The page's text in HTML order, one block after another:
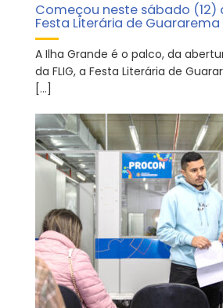
Começou neste sábado (12)
Festa Literária de Guararema
A Ilha Grande é o palco, da
da FLIG, a Festa Literária de
[…]